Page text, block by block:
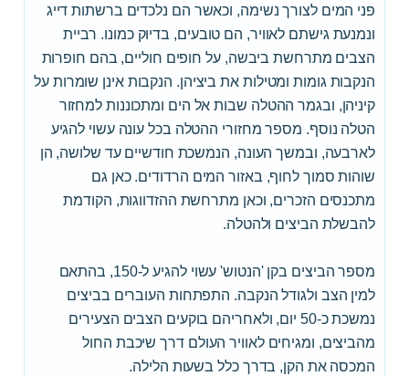
פני המים לצורך נשימה, וכאשר הם נלכדים ברשתות דייג
ונמנעת גישתם לאוויר, הם טובעים, בדיוק כמונו. רביית
הצבים מתרחשת ביבשה, על חופים חוליים, בהם חופרות
הנקבות גומות ומטילות את ביציהן. הנקבות אינן שומרות על
קיניהן, ובגמר ההטלה שבות אל הים ומתכוננות למחזור
הטלה נוסף. מספר מחזורי ההטלה בכל עונה עשוי להגיע
לארבעה, ובמשך העונה, הנמשכת חודשיים עד שלושה, הן
שוהות סמוך לחוף, באזור המים הרדודים. כאן גם
מתכנסים הזכרים, וכאן מתרחשת ההזדווגות, הקודמת
להבשלת הביצים ולהטלה.
מספר הביצים בקן 'הנטוש' עשוי להגיע ל-150, בהתאם
למין הצב ולגודל הנקבה. התפתחות העוברים בביצים
נמשכת כ-50 יום, ולאחריהם בוקעים הצבים הצעירים
מהביצים, ומגיחים לאוויר העולם דרך שיכבת החול
המכסה את הקן, בדרך כלל בשעות הלילה.